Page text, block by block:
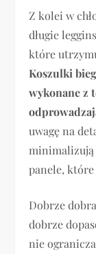
Z kolei w
długie
które
Koszulki
wykonane z
uwagę na
panele,
Dobrze
dobrze
nie